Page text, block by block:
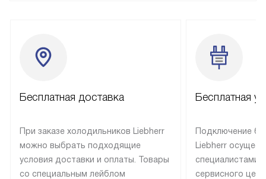
Бесплатная доставка
При заказе холодильников Liebherr
можно выбрать подходящие
условия доставки и оплаты. Товары
со специальным лейблом
Бесплатная
Подключение
Liebherr
специалистами
сервисного